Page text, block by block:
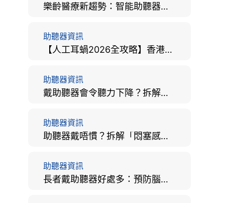
樂齡醫療新趨勢：智能助聽器結合 AI 眼底相機，如何全方位守護長者健康？
助聽器資訊
【人工耳蝸2026全攻略】香港手術費用、原理與副作用評估！
助聽器資訊
戴助聽器會令聽力下降？拆解越戴越聾迷思與聽覺剝奪真相
助聽器資訊
助聽器戴唔慣？拆解「悶塞感」成因、堵耳效應與 4 週適應期全攻略
助聽器資訊
長者戴助聽器好處多：預防腦退化、9大誤區破解及家屬陪伴全手冊